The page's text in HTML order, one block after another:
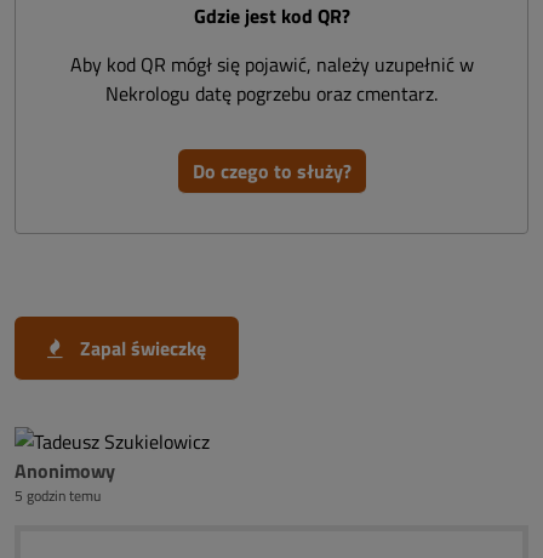
Gdzie jest kod QR?
Aby kod QR mógł się pojawić, należy uzupełnić w
Nekrologu datę pogrzebu oraz cmentarz.
Do czego to służy?
Zapal świeczkę
Anonimowy
5 godzin temu